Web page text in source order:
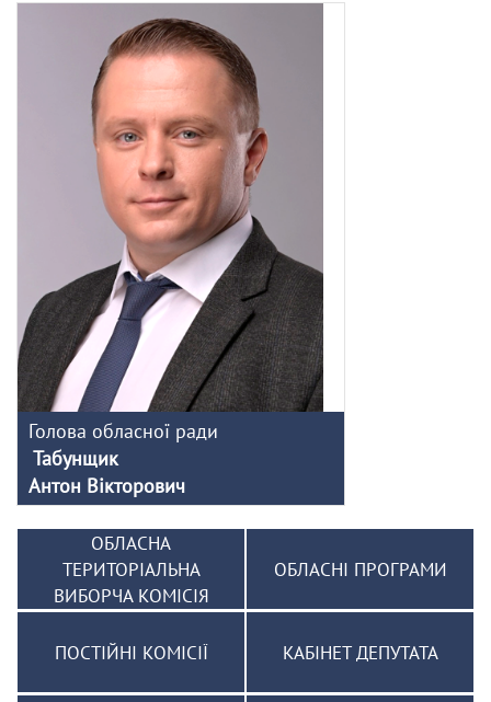
Голова обласної ради
Табунщик
Антон Вікторович
ОБЛАСНА
ТЕРИТОРІАЛЬНА
ВИБОРЧА КОМІСІЯ
ОБЛАСНІ ПРОГРАМИ
ПОСТІЙНІ КОМІСІЇ КАБІНЕТ ДЕПУТАТА